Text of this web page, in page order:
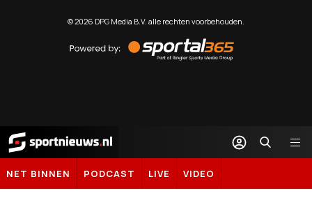
©2026 DPG Media B.V. alle rechten voorbehouden.
by
Sportal365
Sportnieuws.nl
NET BINNEN PODCAST LIVE VIDEO